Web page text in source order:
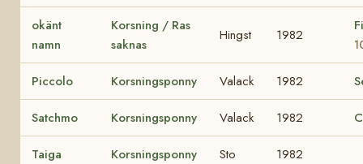
okänt
namn
Korsning / Ras
saknas
Hingst 1982
Piccolo Korsningsponny Valack 1982
Satchmo Korsningsponny Valack 1982
Taiga Korsningsponny Sto 1982